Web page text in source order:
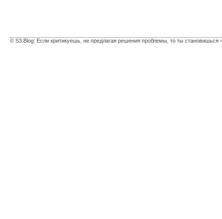
© S3.Blog: Если критикуешь, не предлагая решения проблемы, то ты становишься